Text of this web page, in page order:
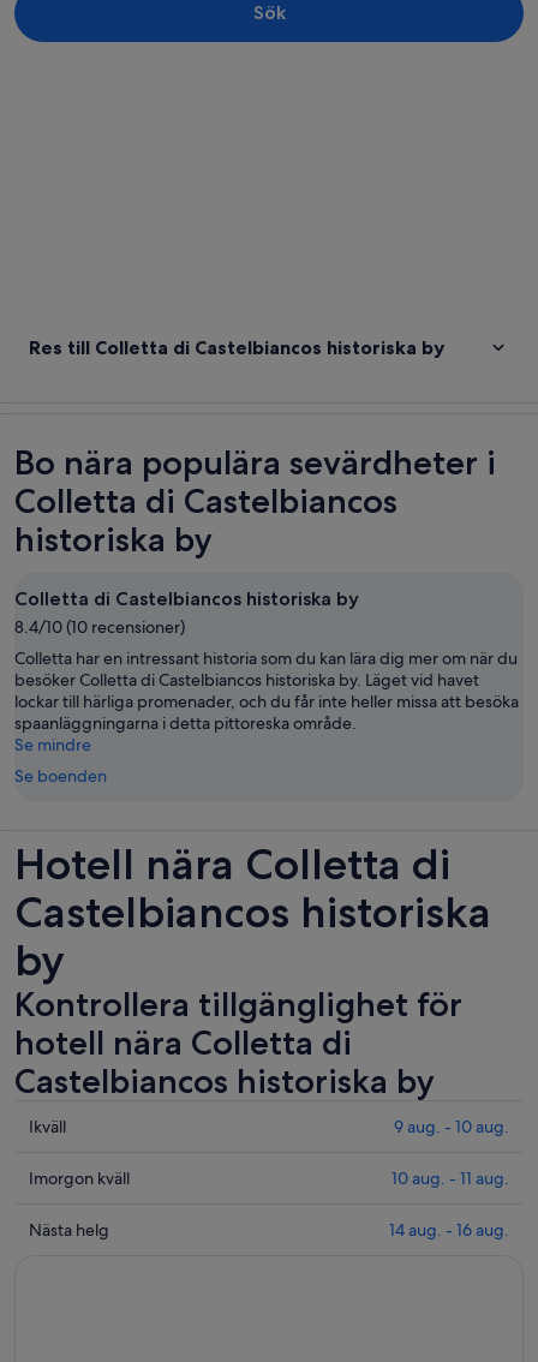
Sök
Res till Colletta di Castelbiancos historiska by
Bo nära populära sevärdheter i
Colletta di Castelbiancos
historiska by
Colletta di Castelbiancos historiska by
8.4/10 (10 recensioner)
Colletta har en intressant historia som du kan lära dig mer om när du
besöker Colletta di Castelbiancos historiska by. Läget vid havet
lockar till härliga promenader, och du får inte heller missa att besöka
spaanläggningarna i detta pittoreska område.
Se mindre
Se boenden
Hotell nära Colletta di
Castelbiancos historiska
by
Kontrollera tillgänglighet för
hotell nära Colletta di
Castelbiancos historiska by
Se
nära
di
Ikväll 9 aug. - 10 aug.
Se
nära
Imorgon kväll 10 aug. - 11 aug.
Se
Nästa helg 14 aug. - 16 aug.